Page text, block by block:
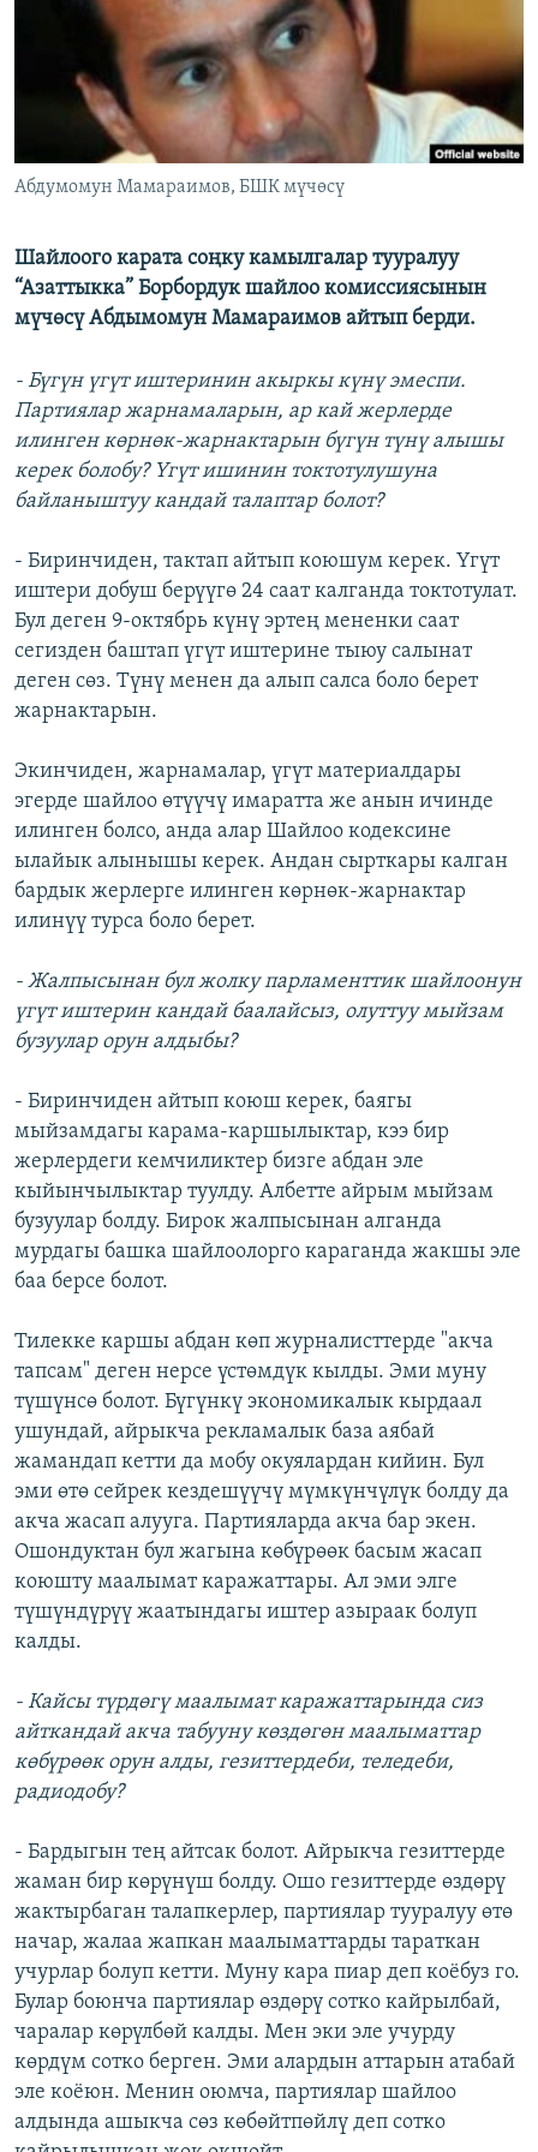
ЭЖЕ-СИҢДИЛЕР
ЫҢГАЙСЫЗ СУРООЛОР
ОНЛАЙН ШЕРИНЕ
ЭЕ/АРнун бардык сайттары
Абдумомун Мамараимов, БШК мүчөсү
Шайлоого карата соңку камылгалар тууралуу
“Азаттыкка” Борбордук шайлоо комиссиясынын
мүчөсү Абдымомун Мамараимов айтып берди.
- Бүгүн үгүт иштеринин акыркы күнү эмеспи.
Партиялар жарнамаларын, ар кай жерлерде
илинген көрнөк-жарнактарын бүгүн түнү алышы
керек болобу? Үгүт ишинин токтотулушуна
байланыштуу кандай талаптар болот?
- Биринчиден, тактап айтып коюшум керек. Үгүт
иштери добуш берүүгө 24 саат калганда токтотулат.
Бул деген 9-октябрь күнү эртең мененки саат
сегизден баштап үгүт иштерине тыюу салынат
деген сөз. Түнү менен да алып салса боло берет
жарнактарын.
Экинчиден, жарнамалар, үгүт материалдары
эгерде шайлоо өтүүчү имаратта же анын ичинде
илинген болсо, анда алар Шайлоо кодексине
ылайык алынышы керек. Андан сырткары калган
бардык жерлерге илинген көрнөк-жарнактар
илинүү турса боло берет.
- Жалпысынан бул жолку парламенттик шайлоонун
үгүт иштерин кандай баалайсыз, олуттуу мыйзам
бузуулар орун алдыбы?
- Биринчиден айтып коюш керек, баягы
мыйзамдагы карама-каршылыктар, кээ бир
жерлердеги кемчиликтер бизге абдан эле
кыйынчылыктар туулду. Албетте айрым мыйзам
бузуулар болду. Бирок жалпысынан алганда
мурдагы башка шайлоолорго караганда жакшы эле
баа берсе болот.
Тилекке каршы абдан көп журналисттерде "акча
тапсам" деген нерсе үстөмдүк кылды. Эми муну
түшүнсө болот. Бүгүнкү экономикалык кырдаал
ушундай, айрыкча рекламалык база аябай
жамандап кетти да мобу окуялардан кийин. Бул
эми өтө сейрек кездешүүчү мүмкүнчүлүк болду да
акча жасап алууга. Партияларда акча бар экен.
Ошондуктан бул жагына көбүрөөк басым жасап
коюшту маалымат каражаттары. Ал эми элге
түшүндүрүү жаатындагы иштер азыраак болуп
калды.
- Кайсы түрдөгү маалымат каражаттарында сиз
айткандай акча табууну көздөгөн маалыматтар
көбүрөөк орун алды, гезиттердеби, теледеби,
радиодобу?
- Бардыгын тең айтсак болот. Айрыкча гезиттерде
жаман бир көрүнүш болду. Ошо гезиттерде өздөрү
жактырбаган талапкерлер, партиялар тууралуу өтө
начар, жалаа жапкан маалыматтарды тараткан
учурлар болуп кетти. Муну кара пиар деп коёбуз го.
Булар боюнча партиялар өздөрү сотко кайрылбай,
чаралар көрүлбөй калды. Мен эки эле учурду
көрдүм сотко берген. Эми алардын аттарын атабай
эле коёюн. Менин оюмча, партиялар шайлоо
алдында ашыкча сөз көбөйтпөйлү деп сотко